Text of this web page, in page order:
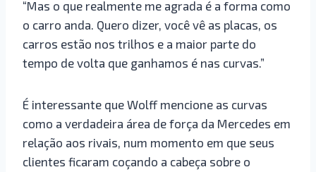
“Mas o que realmente me agrada é a forma como
o carro anda. Quero dizer, você vê as placas, os
carros estão nos trilhos e a maior parte do
tempo de volta que ganhamos é nas curvas.”
É interessante que Wolff mencione as curvas
como a verdadeira área de força da Mercedes em
relação aos rivais, num momento em que seus
clientes ficaram coçando a cabeça sobre o